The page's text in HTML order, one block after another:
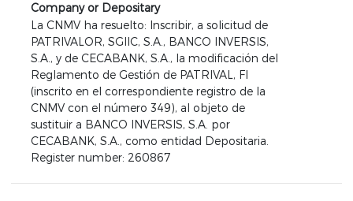
Company or Depositary
La CNMV ha resuelto: Inscribir, a solicitud de
PATRIVALOR, SGIIC, S.A., BANCO INVERSIS,
S.A., y de CECABANK, S.A., la modificación del
Reglamento de Gestión de PATRIVAL, FI
(inscrito en el correspondiente registro de la
CNMV con el número 349), al objeto de
sustituir a BANCO INVERSIS, S.A. por
CECABANK, S.A., como entidad Depositaria.
Register number: 260867